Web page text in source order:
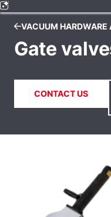
VACUUM HARDWARE
Gate
CONTACT US